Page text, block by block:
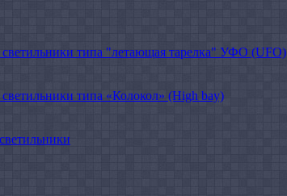
типа "летающая тарелка" УФО (UFO)
типа «Колокол» (High bay)